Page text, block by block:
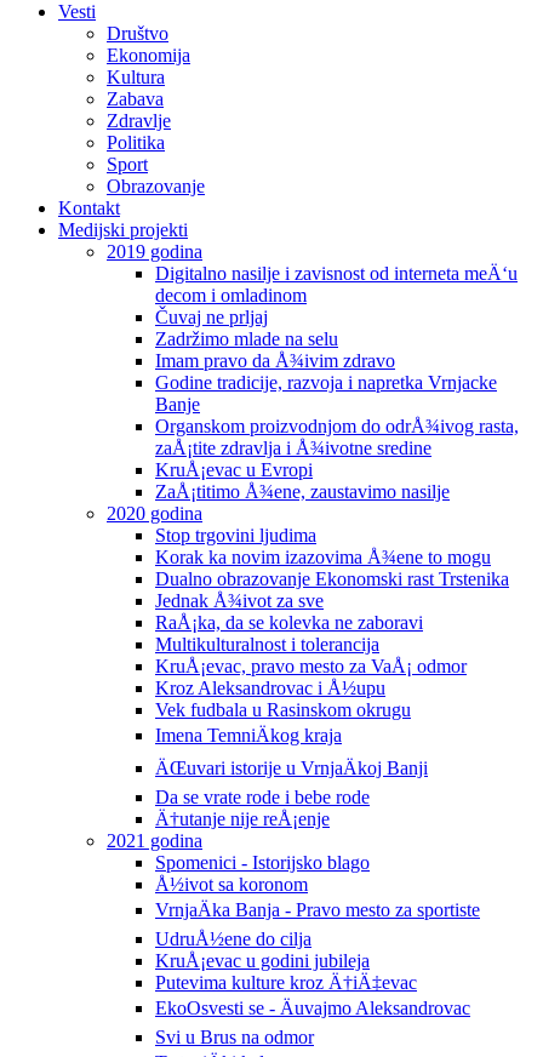
Vesti
Društvo
Ekonomija
Kultura
Zabava
Zdravlje
Politika
Sport
Obrazovanje
Kontakt
Medijski projekti
2019 godina
Digitalno nasilje i zavisnost od interneta meÄ‘u
decom i omladinom
Čuvaj ne prljaj
Zadržimo mlade na selu
Imam pravo da Å¾ivim zdravo
Godine tradicije, razvoja i napretka Vrnjacke
Banje
Organskom proizvodnjom do odrÅ¾ivog rasta,
zaÅ¡tite zdravlja i Å¾ivotne sredine
KruÅ¡evac u Evropi
ZaÅ¡titimo Å¾ene, zaustavimo nasilje
2020 godina
Stop trgovini ljudima
Korak ka novim izazovima Å¾ene to mogu
Dualno obrazovanje Ekonomski rast Trstenika
Jednak Å¾ivot za sve
RaÅ¡ka, da se kolevka ne zaboravi
Multikulturalnost i tolerancija
KruÅ¡evac, pravo mesto za VaÅ¡ odmor
Kroz Aleksandrovac i Å½upu
Vek fudbala u Rasinskom okrugu
Imena TemniÄkog kraja
ÄŒuvari istorije u VrnjaÄkoj Banji
Da se vrate rode i bebe rode
Ä†utanje nije reÅ¡enje
2021 godina
Spomenici - Istorijsko blago
Å½ivot sa koronom
VrnjaÄka Banja - Pravo mesto za sportiste
UdruÅ½ene do cilja
KruÅ¡evac u godini jubileja
Putevima kulture kroz Ä†iÄ‡evac
EkoOsvesti se - Äuvajmo Aleksandrovac
Svi u Brus na odmor